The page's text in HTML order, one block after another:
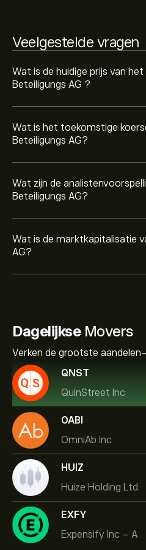
Veelgestelde vragen
Wat is de huidige prijs van
Beteiligungs AG ?
Wat is het toekomstige
Beteiligungs AG?
Wat zijn de
Beteiligungs AG?
Wat is de marktkapitalisatie
AG?
DagelijkseMovers
Verken de grootste
QNST
QuinStreet Inc
OABI
OmniAb Inc
HUIZ
Huize Holding Ltd
EXFY
Expensify Inc - A